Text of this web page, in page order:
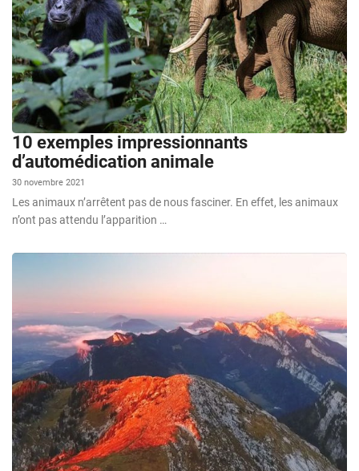
10 exemples impressionnants
d’automédication animale
30 novembre 2021
Les animaux n’arrêtent pas de nous fasciner. En effet, les animaux
n’ont pas attendu l’apparition …